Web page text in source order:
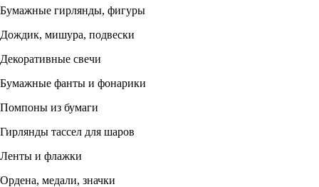
Бумажные гирлянды, фигуры
Дождик, мишура, подвески
Декоративные свечи
Бумажные фанты и фонарики
Помпоны из бумаги
Гирлянды тассел для шаров
Ленты и флажки
Ордена, медали, значки